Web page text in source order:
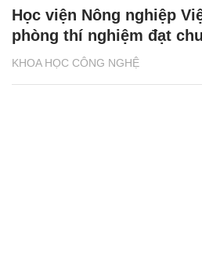
KHOA HỌC CÔNG NGHỆ
Học viện Nông nghiệp
phòng thí nghiệm đạt